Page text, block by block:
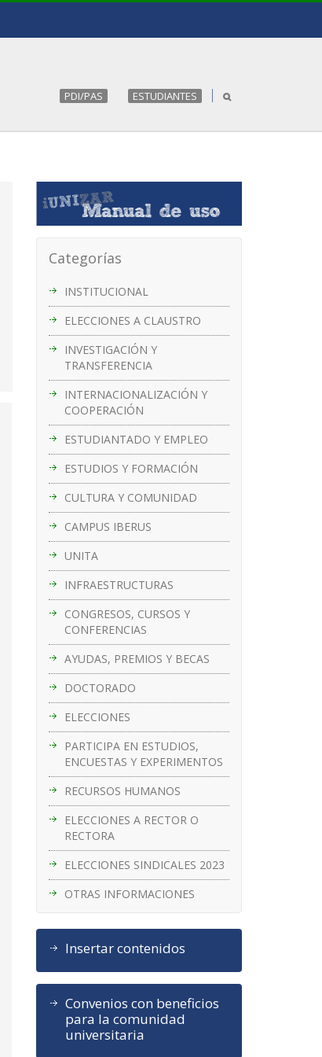
PDI/PAS ESTUDIANTES
Categorías
INSTITUCIONAL
ELECCIONES A CLAUSTRO
INVESTIGACIÓN Y
TRANSFERENCIA
INTERNACIONALIZACIÓN Y
COOPERACIÓN
ESTUDIANTADO Y EMPLEO
ESTUDIOS Y FORMACIÓN
CULTURA Y COMUNIDAD
CAMPUS IBERUS
UNITA
INFRAESTRUCTURAS
CONGRESOS, CURSOS Y
CONFERENCIAS
AYUDAS, PREMIOS Y BECAS
DOCTORADO
ELECCIONES
PARTICIPA EN ESTUDIOS,
ENCUESTAS Y EXPERIMENTOS
RECURSOS HUMANOS
ELECCIONES A RECTOR O
RECTORA
ELECCIONES SINDICALES 2023
OTRAS INFORMACIONES
Insertar contenidos
Convenios con beneficios
para la comunidad
universitaria